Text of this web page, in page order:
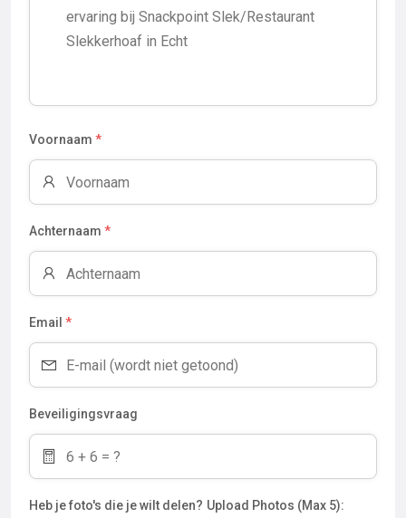
Voornaam *
Achternaam *
Email *
Beveiligingsvraag
Heb je foto's die je wilt delen? Upload Photos (Max 5):